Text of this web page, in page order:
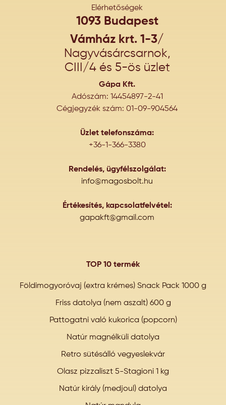
Elérhetőségek
1093 Budapest
Vámház krt. 1-3/
Nagyvásárcsarnok,
CIII/4 és 5-ös üzlet
Gápa Kft.
Adószám: 14454897-2-41
Cégjegyzék szám: 01-09-904564
Üzlet telefonszáma:
+36-1-366-3380
Rendelés, ügyfélszolgálat:
info@magosbolt.hu
Értékesítés, kapcsolatfelvétel:
gapakft@gmail.com
TOP 10 termék
Földimogyoróvaj (extra krémes) Snack Pack 1000 g
Friss datolya (nem aszalt) 600 g
Pattogatni való kukorica (popcorn)
Natúr magnélküli datolya
Retro sütésálló vegyeslekvár
Olasz pizzaliszt 5-Stagioni 1 kg
Natúr király (medjoul) datolya